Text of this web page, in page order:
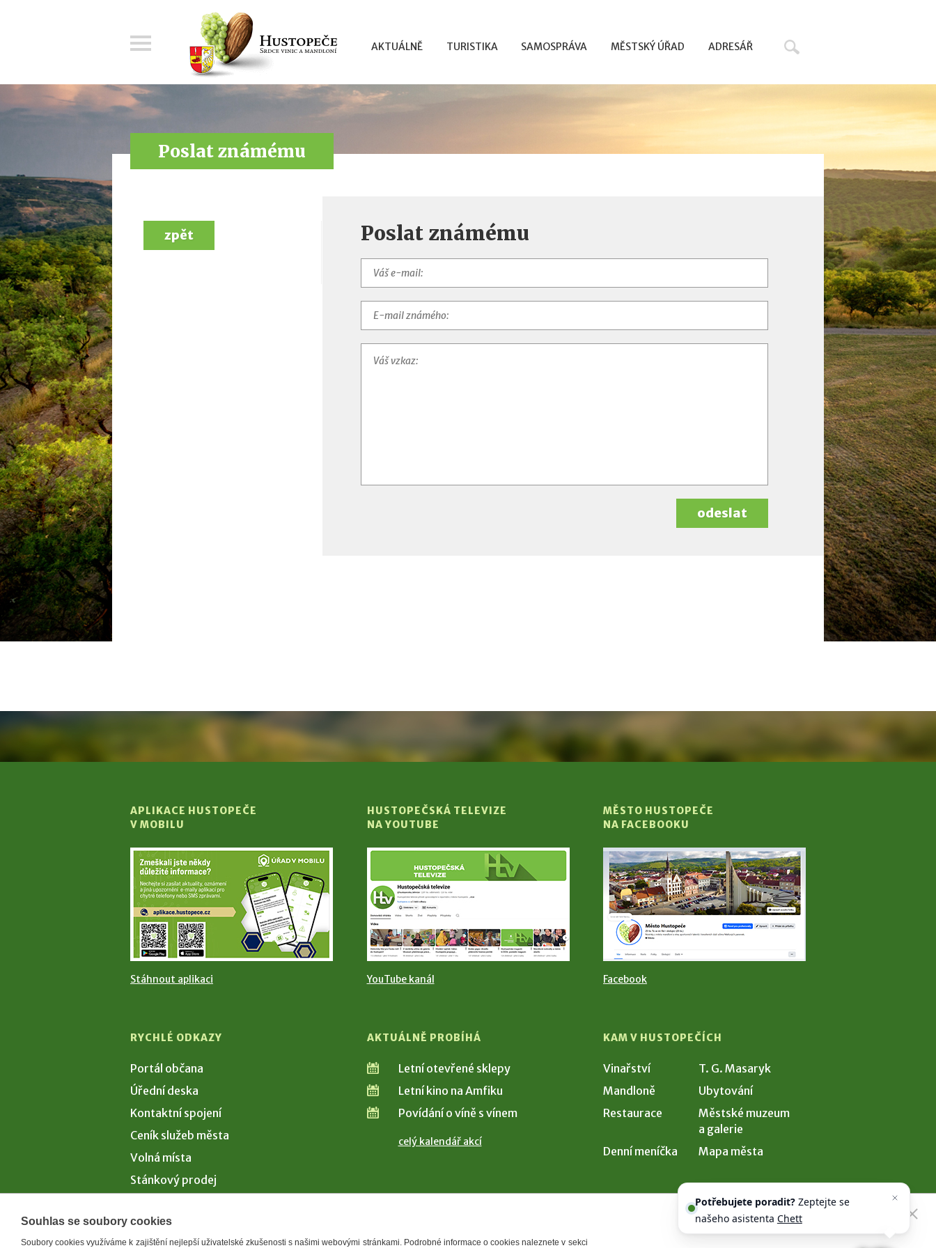
AKTUÁLNĚ TURISTIKA SAMOSPRÁVA MĚSTSKÝ ÚŘAD ADRESÁŘ
Poslat známému
Poslat známému
odeslat
zpět
APLIKACE HUSTOPEČE
V MOBILU
Stáhnout aplikaci
HUSTOPEČSKÁ TELEVIZE
NA YOUTUBE
YouTube kanál
MĚSTO HUSTOPEČE
NA FACEBOOKU
Facebook
RYCHLÉ ODKAZY
Portál občana
Úřední deska
Kontaktní spojení
Ceník služeb města
Volná místa
Stánkový prodej
AKTUÁLNĚ PROBÍHÁ
Letní otevřené sklepy
Letní kino na Amfiku
Povídání o víně s vínem
celý kalendář akcí
KAM V HUSTOPEČÍCH
Vinařství
T. G. Masaryk
Mandloně
Ubytování
Restaurace
Městské muzeum
a galerie
Denní meníčka
Mapa města
Souhlas se soubory cookies
Soubory cookies využíváme k zajištění nejlepší uživatelské zkušenosti s našimi webovými stránkami. Podrobné informace o cookies naleznete v sekci
Potřebujete poradit?Zeptejte se
našeho asistenta Chettyho